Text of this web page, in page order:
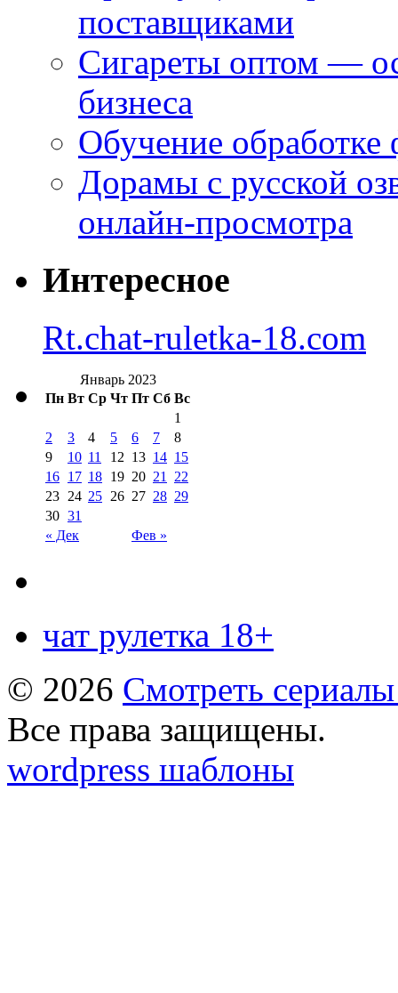
поставщиками
Сигареты оптом —
бизнеса
Обучение
Дорамы с русской
онлайн-просмотра
Интересное
Rt.chat-ruletka-18.com
Январь 2023
Пн Вт Ср Чт Пт Сб Вс
« Дек Фев »
1
2
3 4 5 6 7
8
9
10 11 12 13 14 15
16 17 18 19 20 21
22
23 24 25 26 27 28 29
30 31
чат рулетка 18+
© 2026 Смотреть
Все права защищены.
wordpress шаблоны